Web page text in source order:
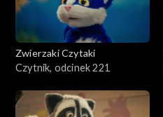
Zwierzaki Czytaki
Czytnik, odcinek 221